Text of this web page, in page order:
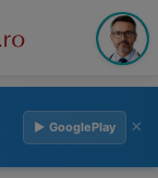
▶ GooglePlay ×